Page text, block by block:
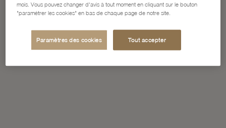
mois. Vous pouvez changer d'avis à tout moment en cliquant sur le bouton
"paramétrer les cookies" en bas de chaque page de notre site.
Paramètres des cookies Tout accepter